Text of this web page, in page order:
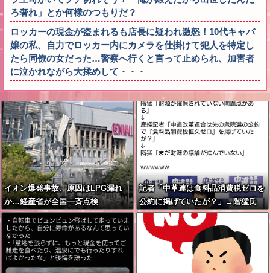
ろ奢れ」とか何様のつもりだ？
ロッカーの現金が盗まれるも店長に疑われ激怒！10代キャバ
嬢の私、自力でロッカー内にカメラを仕掛けて犯人を特定し
たら同僚の女だった…警察へ行くと言って止められ、加害者
に泣かれながら大揉めして・・・
イオン爆発事故、原因はLPG漏れ
か…経産省が全国一斉点検
記者「中革連は食料品消費税ゼロを
公約に掲げていたが？」→階猛氏
「それは財源確保という条件付き」